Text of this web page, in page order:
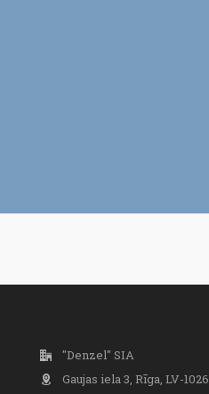
"Denzel" SIA
Gaujas iela 3, Rīga, LV-1026